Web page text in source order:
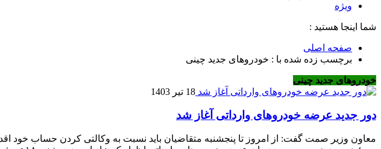
ویژه
شما اینجا هستید :
صفحه اصلی
برچسب زده شده با : خودروهای جدید چینی
خودروهای جدید چینی
18 تیر 1403
دور جدید عرضه خودروهای وارداتی آغاز شد
معاون وزیر صمت گفت: از امروز تا پنجشنبه متقاضیان باید نسبت به وکالتی کردن حساب خود